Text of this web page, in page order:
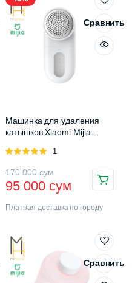
Сравнить
Машинка для удаления
катышков Xiaomi Mijia
Оценка
1
170 000сум
95 000 сум
Платная доставка по городу
Сравнить